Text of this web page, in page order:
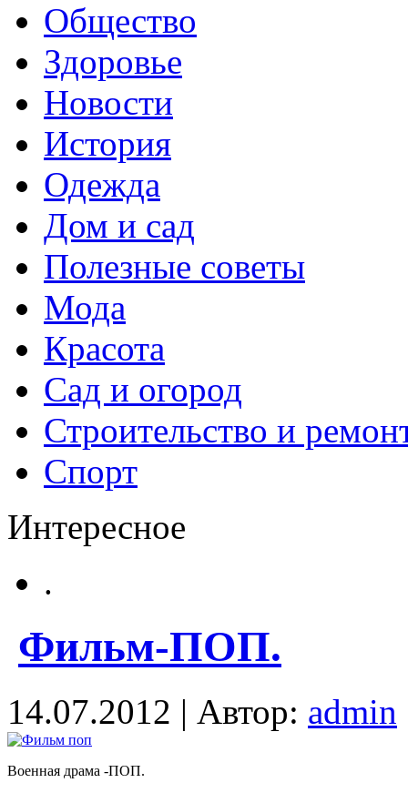
Общество
Здоровье
Новости
История
Одежда
Дом и сад
Полезные советы
Мода
Красота
Сад и огород
Строительство и
Спорт
Интересное
.
Фильм-ПОП.
14.07.2012 | Автор: admin
Военная драма -ПОП.